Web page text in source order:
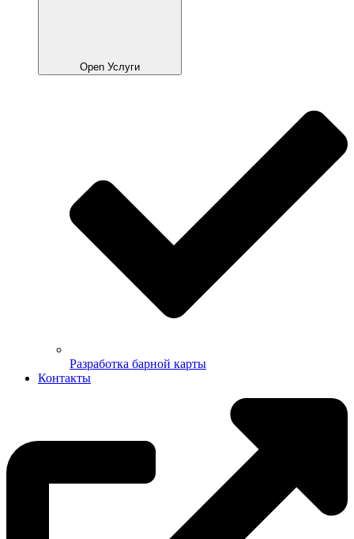
Open Услуги
Разработка барной карты
Контакты